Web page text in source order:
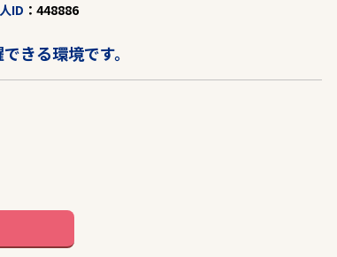
ID 448886
きる環境です。